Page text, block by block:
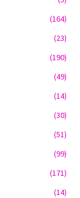
(164)
(23)
(190)
(49)
(14)
(30)
(51)
(99)
(171)
(14)